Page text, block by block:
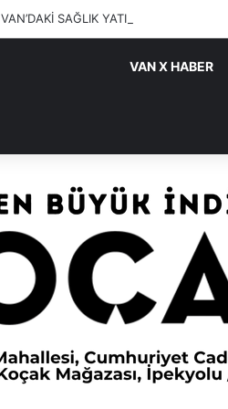
VAN’DAKİ SAĞLIK YATIRIMLARI SÜRÜYOR
VAN X HABER